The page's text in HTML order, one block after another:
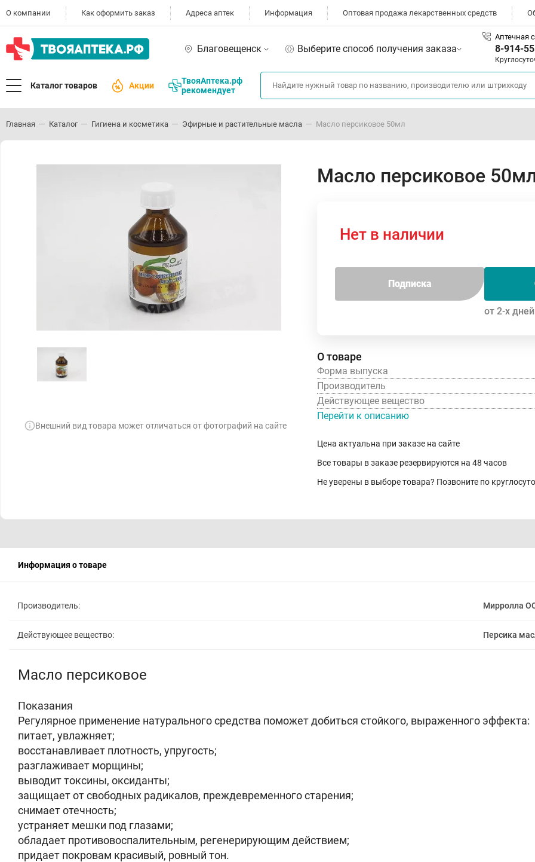
О компании Как оформить заказ Адреса аптек Информация Оптовая продажа лекарственных средств
Благовещенск Выберите способ получения заказа
Аптечная
8-914-
Каталог товаров Акции
ТвояАптека.рф
рекомендует
Главная Каталог Гигиена и косметика Эфирные и растительные масла Масло персиковое 50мл
Внешний вид товара может отличаться от фотографий на сайте
Масло персиковое
Нет в наличии
Подписка
от 2-х дней
О товаре
Форма выпуска
Производитель
Действующее вещество
Перейти к описанию
Цена актуальна при заказе на сайте
Все товары в заказе резервируются на 48 часов
Не уверены в выборе товара? Позвоните по
Информация о товаре
Производитель: Мирролла
Действующее вещество: Персика
Масло персиковое
Показания
Регулярное применение натурального средства поможет добиться стойкого, выраженного эффекта:
питает, увлажняет;
восстанавливает плотность, упругость;
разглаживает морщины;
выводит токсины, оксиданты;
защищает от свободных радикалов, преждевременного старения;
снимает отечность;
устраняет мешки под глазами;
обладает противовоспалительным, регенерирующим действием;
придает покровам красивый, ровный тон.